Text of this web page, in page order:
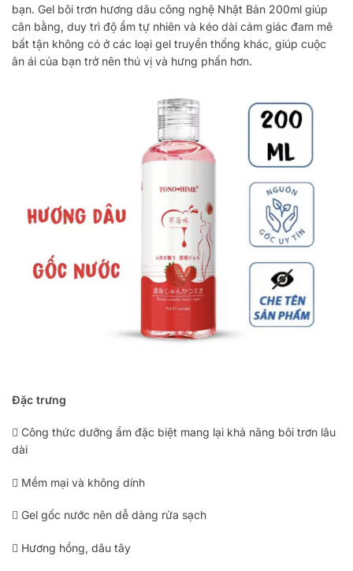
bạn. Gel bôi trơn hương dâu công nghệ Nhật Bản 200ml giúp
cân bằng, duy trì độ ẩm tự nhiên và kéo dài cảm giác đam mê
bất tận không có ở các loại gel truyền thống khác, giúp cuộc
ân ái của bạn trở nên thú vị và hưng phấn hơn.
Đặc trưng
 Công thức dưỡng ẩm đặc biệt mang lại khả năng bôi trơn lâu
dài
 Mềm mại và không dính
 Gel gốc nước nên dễ dàng rửa sạch
 Hương hồng, dâu tây